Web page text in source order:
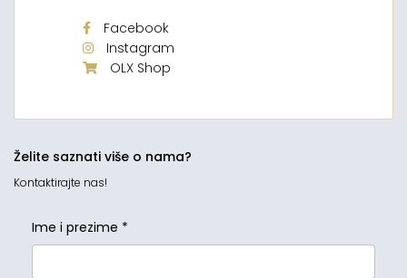
Facebook
Instagram
OLX Shop
Želite saznati više o nama?
Kontaktirajte nas!
Ime i prezime *